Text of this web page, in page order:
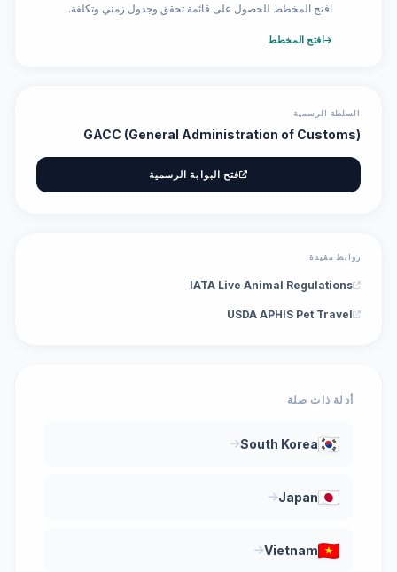
افتح المخطط للحصول على قائمة تحقق وجدول زمني وتكلفة.
افتح المخطط
السلطة الرسمية
GACC (General Administration of Customs)
فتح البوابة الرسمية
روابط مفيدة
IATA Live Animal Regulations
USDA APHIS Pet Travel
أدلة ذات صلة
South Korea
Japan
Vietnam